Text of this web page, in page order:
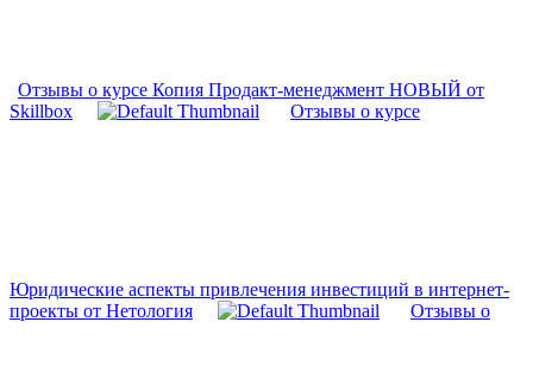
Отзывы о курсе Копия Продакт-менеджмент НОВЫЙ от
Skillbox
Отзывы о курсе
Юридические аспекты привлечения инвестиций в интернет-
проекты от Нетология
Отзывы о